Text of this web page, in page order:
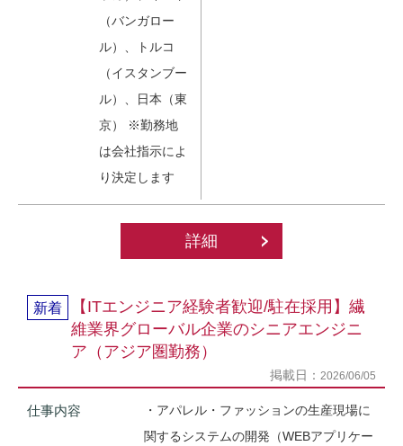
（バンガロー
ル）、トルコ
（イスタンブー
ル）、日本（東
京） ※勤務地
は会社指示によ
り決定します
詳細
新着
【ITエンジニア経験者歓迎/駐在採用】繊
維業界グローバル企業のシニアエンジニ
ア（アジア圏勤務）
掲載日： 2026/06/05
仕事内容
・アパレル・ファッションの生産現場に
関するシステムの開発（WEBアプリケー